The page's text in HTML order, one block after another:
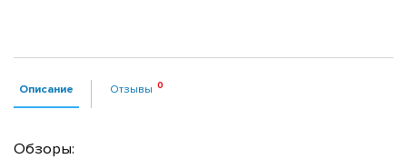
Описание Отзывы
Обзоры: